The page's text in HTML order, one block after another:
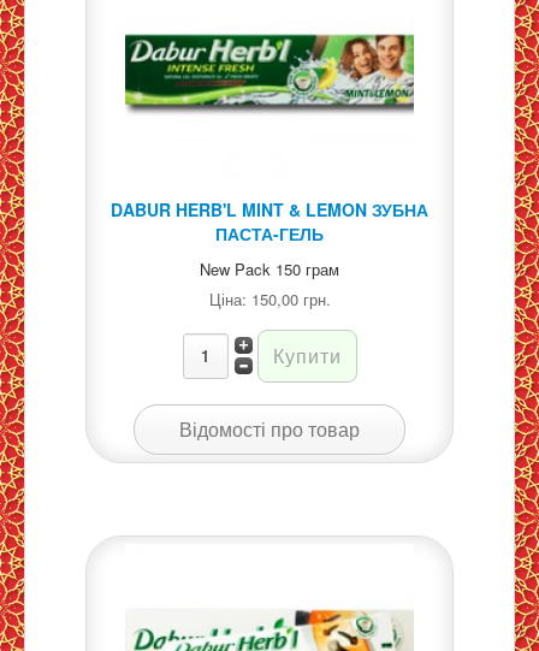
DABUR HERB'L MINT & LEMON ЗУБНА
ПАСТА-ГЕЛЬ
New Pack 150 грам
Ціна: 150,00 грн.
Відомості про товар